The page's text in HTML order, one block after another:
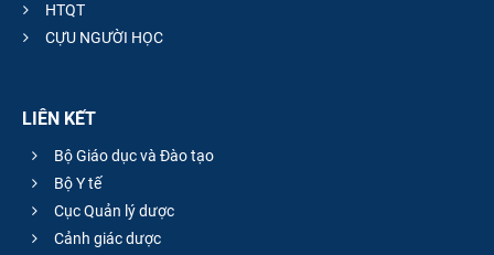
HTQT
CỰU NGƯỜI HỌC
LIÊN KẾT
Bộ Giáo dục và Đào tạo
Bộ Y tế
Cục Quản lý dược
Cảnh giác dược